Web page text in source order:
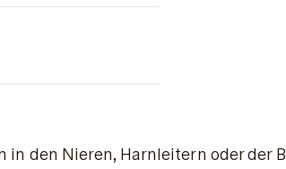
den Nieren, Harnleitern oder